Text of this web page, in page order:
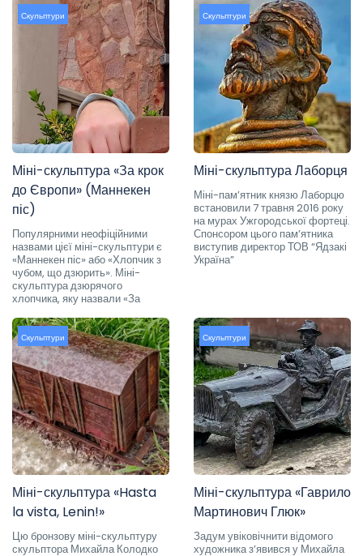
Скульптури
Міні-скульптура «За крок
до Європи» (Маннекен
піс)
Популярними неофіційними
назвами цієї міні-скульптури є
«Маннекен піс» або «Хлопчик з
чубом, що дзюрить». Міні-
скульптура дзюрячого
хлопчика, яку назвали «За
Скульптури
Міні-скульптура Лаборця
Міні-пам’ятник князю Лаборцю
встановили 7 травня 2016 року
на мурах Ужгородської фортеці.
Спонсором цього пам’ятника
виступив директор ТОВ “Ядзакі
Україна”
Скульптури
Міні-скульптура «Hasta
la vista, Lenin!»
Цю бронзову міні-скульптуру
скульптора Михайла Колодко
Скульптури
Міні-скульптура «Гаврило
Мартинович Глюк»
Задум увіковічнити відомого
художника з’явився у Михайла